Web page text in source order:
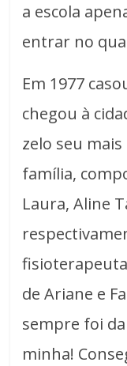
a escola
entrar no
Em 1977
chegou à
zelo seu
família,
Laura, Aline
de Ariane e
sempre foi
minha!